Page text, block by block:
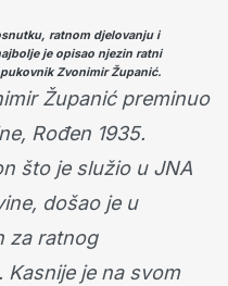
ratnom djelovanju i
je opisao njezin ratni
Zvonimir Županić.
Županić preminuo
Rođen 1935.
što je služio u JNA
došao je u
za ratnog
Kasnije je na svom